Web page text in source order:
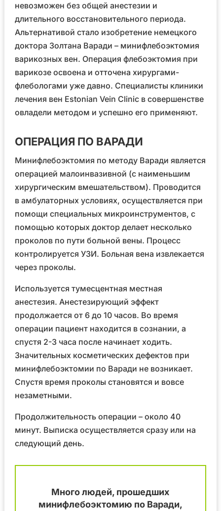
невозможен без общей анестезии и
длительного восстановительного периода.
Альтернативой стало изобретение немецкого
доктора Золтана Варади – минифлебоэктомия
варикозных вен. Операция флебоэктомия при
варикозе освоена и отточена хирургами-
флебологами уже давно. Специалисты клиники
лечения вен Estonian Vein Clinic в совершенстве
овладели методом и успешно его применяют.
ОПЕРАЦИЯ ПО ВАРАДИ
Минифлебоэктомия по методу Варади является
операцией малоинвазивной (с наименьшим
хирургическим вмешательством). Проводится
в амбулаторных условиях, осуществляется при
помощи специальных микроинструментов, с
помощью которых доктор делает несколько
проколов по пути больной вены. Процесс
контролируется УЗИ. Больная вена извлекается
через проколы.
Используется тумесцентная местная
анестезия. Анестезирующий эффект
продолжается от 6 до 10 часов. Во время
операции пациент находится в сознании, а
спустя 2-3 часа после начинает ходить.
Значительных косметических дефектов при
минифлебоэктомии по Варади не возникает.
Спустя время проколы становятся и вовсе
незаметными.
Продолжительность операции – около 40
минут. Выписка осуществляется сразу или на
следующий день.
Много людей, прошедших
минифлебоэктомию по Варади,